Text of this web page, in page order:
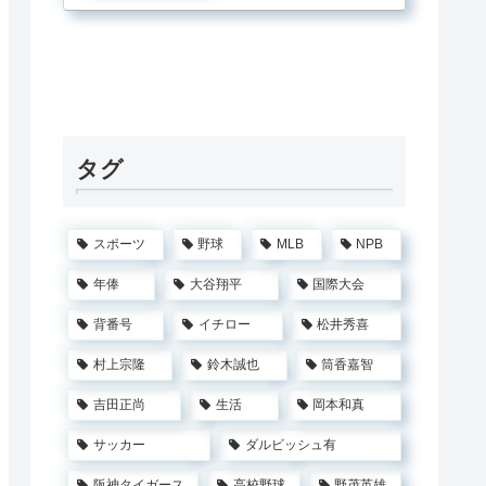
タグ
スポーツ 野球 MLB NPB
年俸 大谷翔平 国際大会
背番号 イチロー 松井秀喜
村上宗隆 鈴木誠也 筒香嘉智
吉田正尚 生活 岡本和真
サッカー ダルビッシュ有